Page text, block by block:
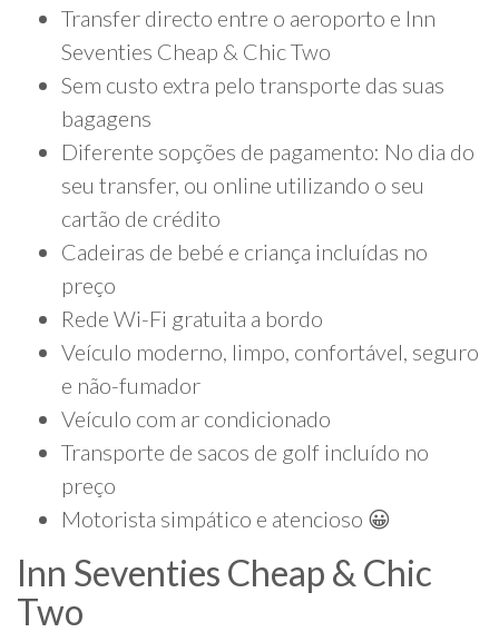
Transfer directo entre o aeroporto e Inn
Seventies Cheap & Chic Two
Sem custo extra pelo transporte das suas
bagagens
Diferente sopções de pagamento: No dia do
seu transfer, ou online utilizando o seu
cartão de crédito
Cadeiras de bebé e criança incluídas no
preço
Rede Wi-Fi gratuita a bordo
Veículo moderno, limpo, confortável, seguro
e não-fumador
Veículo com ar condicionado
Transporte de sacos de golf incluído no
preço
Motorista simpático e atencioso 😀
Inn Seventies Cheap & Chic
Two